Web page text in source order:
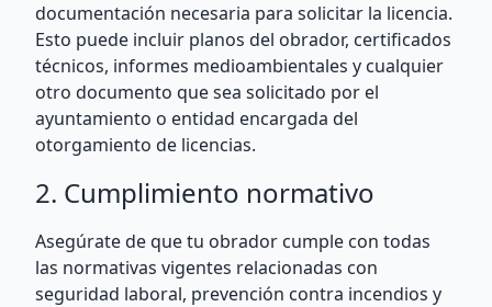
documentación necesaria para solicitar la licencia.
Esto puede incluir planos del obrador, certificados
técnicos, informes medioambientales y cualquier
otro documento que sea solicitado por el
ayuntamiento o entidad encargada del
otorgamiento de licencias.
2. Cumplimiento normativo
Asegúrate de que tu obrador cumple con todas
las normativas vigentes relacionadas con
seguridad laboral, prevención contra incendios y